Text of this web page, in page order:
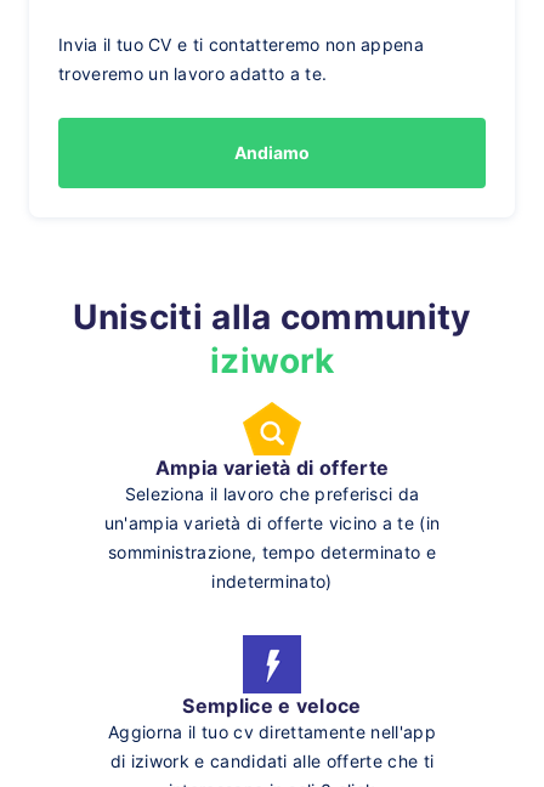
Invia il tuo CV e ti contatteremo non appena
troveremo un lavoro adatto a te.
Andiamo
Unisciti alla community
iziwork
Ampia varietà di offerte
Seleziona il lavoro che preferisci da
un'ampia varietà di offerte vicino a te (in
somministrazione, tempo determinato e
indeterminato)
Semplice e veloce
Aggiorna il tuo cv direttamente nell'app
di iziwork e candidati alle offerte che ti